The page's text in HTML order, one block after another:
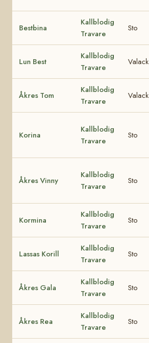
Bestbina
Kallblodig
Travare
Sto
Lun Best
Kallblodig
Travare
Valack
Åkres Tom
Kallblodig
Travare
Valack
Korina
Kallblodig
Travare
Sto
Åkres Vinny
Kallblodig
Travare
Sto
Kormina
Kallblodig
Travare
Sto
Lassas Korill
Kallblodig
Travare
Sto
Åkres Gala
Kallblodig
Travare
Sto
Åkres Rea
Kallblodig
Travare
Sto